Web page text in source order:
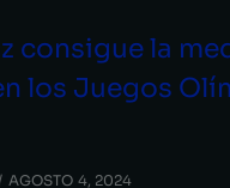
consigue la
los Juegos
AGOSTO 4, 2024